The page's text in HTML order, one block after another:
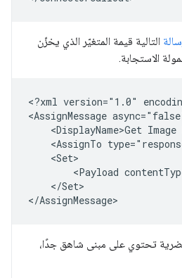
التالية قيمة المتغيّر الذي يخزّن
الاستجابة.
<?xml version="1.0"
<AssignMessage
<DisplayName>Get Image
<AssignTo
<Payload
</Set>
تحتوي على مبنى شاهق جدًا،